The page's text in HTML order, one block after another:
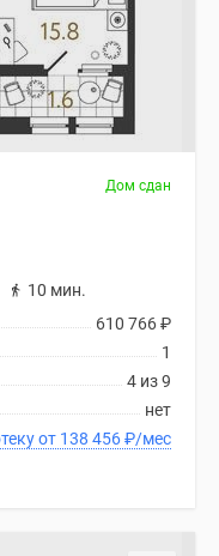
Дом сдан
10 мин.
610 766₽
1
4 из 9
нет
В ипотеку от 138 456₽/мес